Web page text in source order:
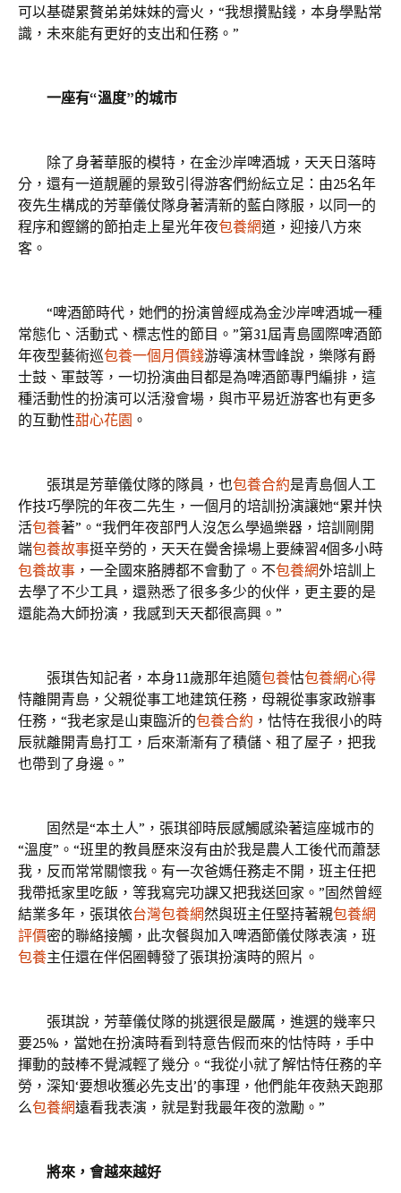
可以基礎累贅弟弟妹妹的膏火，“我想攢點錢，本身學點常
識，未來能有更好的支出和任務。”
一座有“溫度”的城市
除了身著華服的模特，在金沙岸啤酒城，天天日落時
分，還有一道靚麗的景致引得游客們紛紜立足：由25名年
夜先生構成的芳華儀仗隊身著清新的藍白隊服，以同一的
程序和鏗鏘的節拍走上星光年夜包養網道，迎接八方來
客。
“啤酒節時代，她們的扮演曾經成為金沙岸啤酒城一種
常態化、活動式、標志性的節目。”第31屆青島國際啤酒節
年夜型藝術巡包養一個月價錢游導演林雪峰說，樂隊有爵
士鼓、軍鼓等，一切扮演曲目都是為啤酒節專門編排，這
種活動性的扮演可以活潑會場，與市平易近游客也有更多
的互動性甜心花園 。
張琪是芳華儀仗隊的隊員，也包養合約是青島個人工
作技巧學院的年夜二先生，一個月的培訓扮演讓她“累并快
活包養著”。“我們年夜部門人沒怎么學過樂器，培訓剛開
端包養故事挺辛勞的，天天在黌舍操場上要練習4個多小時
包養故事 ，一全國來胳膊都不會動了。不包養網外培訓上
去學了不少工具，還熟悉了很多多少的伙伴，更主要的是
還能為大師扮演，我感到天天都很高興。”
張琪告知記者，本身11歲那年追隨包養怙包養網心得
恃離開青島，父親從事工地建筑任務，母親從事家政辦事
任務，“我老家是山東臨沂的包養合約 ，怙恃在我很小的時
辰就離開青島打工，后來漸漸有了積儲、租了屋子，把我
也帶到了身邊。”
固然是“本土人”，張琪卻時辰感觸感染著這座城市的
“溫度”。“班里的教員歷來沒有由於我是農人工後代而蕭瑟
我，反而常常關懷我。有一次爸媽任務走不開，班主任把
我帶抵家里吃飯，等我寫完功課又把我送回家。”固然曾經
結業多年，張琪依台灣包養網然與班主任堅持著親包養網
評價密的聯絡接觸，此次餐與加入啤酒節儀仗隊表演，班
包養主任還在伴侶圈轉發了張琪扮演時的照片。
張琪說，芳華儀仗隊的挑選很是嚴厲，進選的幾率只
要25%，當她在扮演時看到特意告假而來的怙恃時，手中
揮動的鼓棒不覺減輕了幾分。“我從小就了解怙恃任務的辛
勞，深知‘要想收獲必先支出’的事理，他們能年夜熱天跑那
么包養網遠看我表演，就是對我最年夜的激勵。”
將來，會越來越好